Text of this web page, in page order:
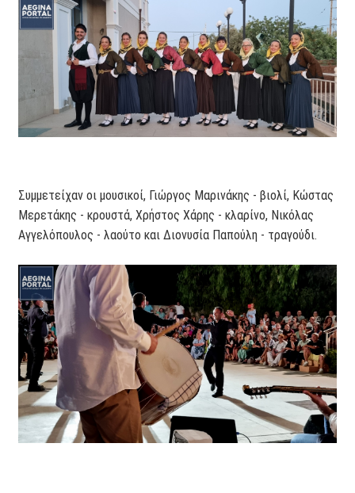
Συμμετείχαν οι μουσικοί, Γιώργος Μαρινάκης - βιολί, Κώστας
Μερετάκης - κρουστά, Χρήστος Χάρης - κλαρίνο, Νικόλας
Αγγελόπουλος - λαούτο και Διονυσία Παπούλη - τραγούδι.